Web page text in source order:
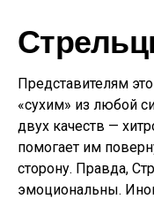
Представителям
«сухим» из любой
двух качеств —
помогает им
сторону. Правда,
эмоциональны.